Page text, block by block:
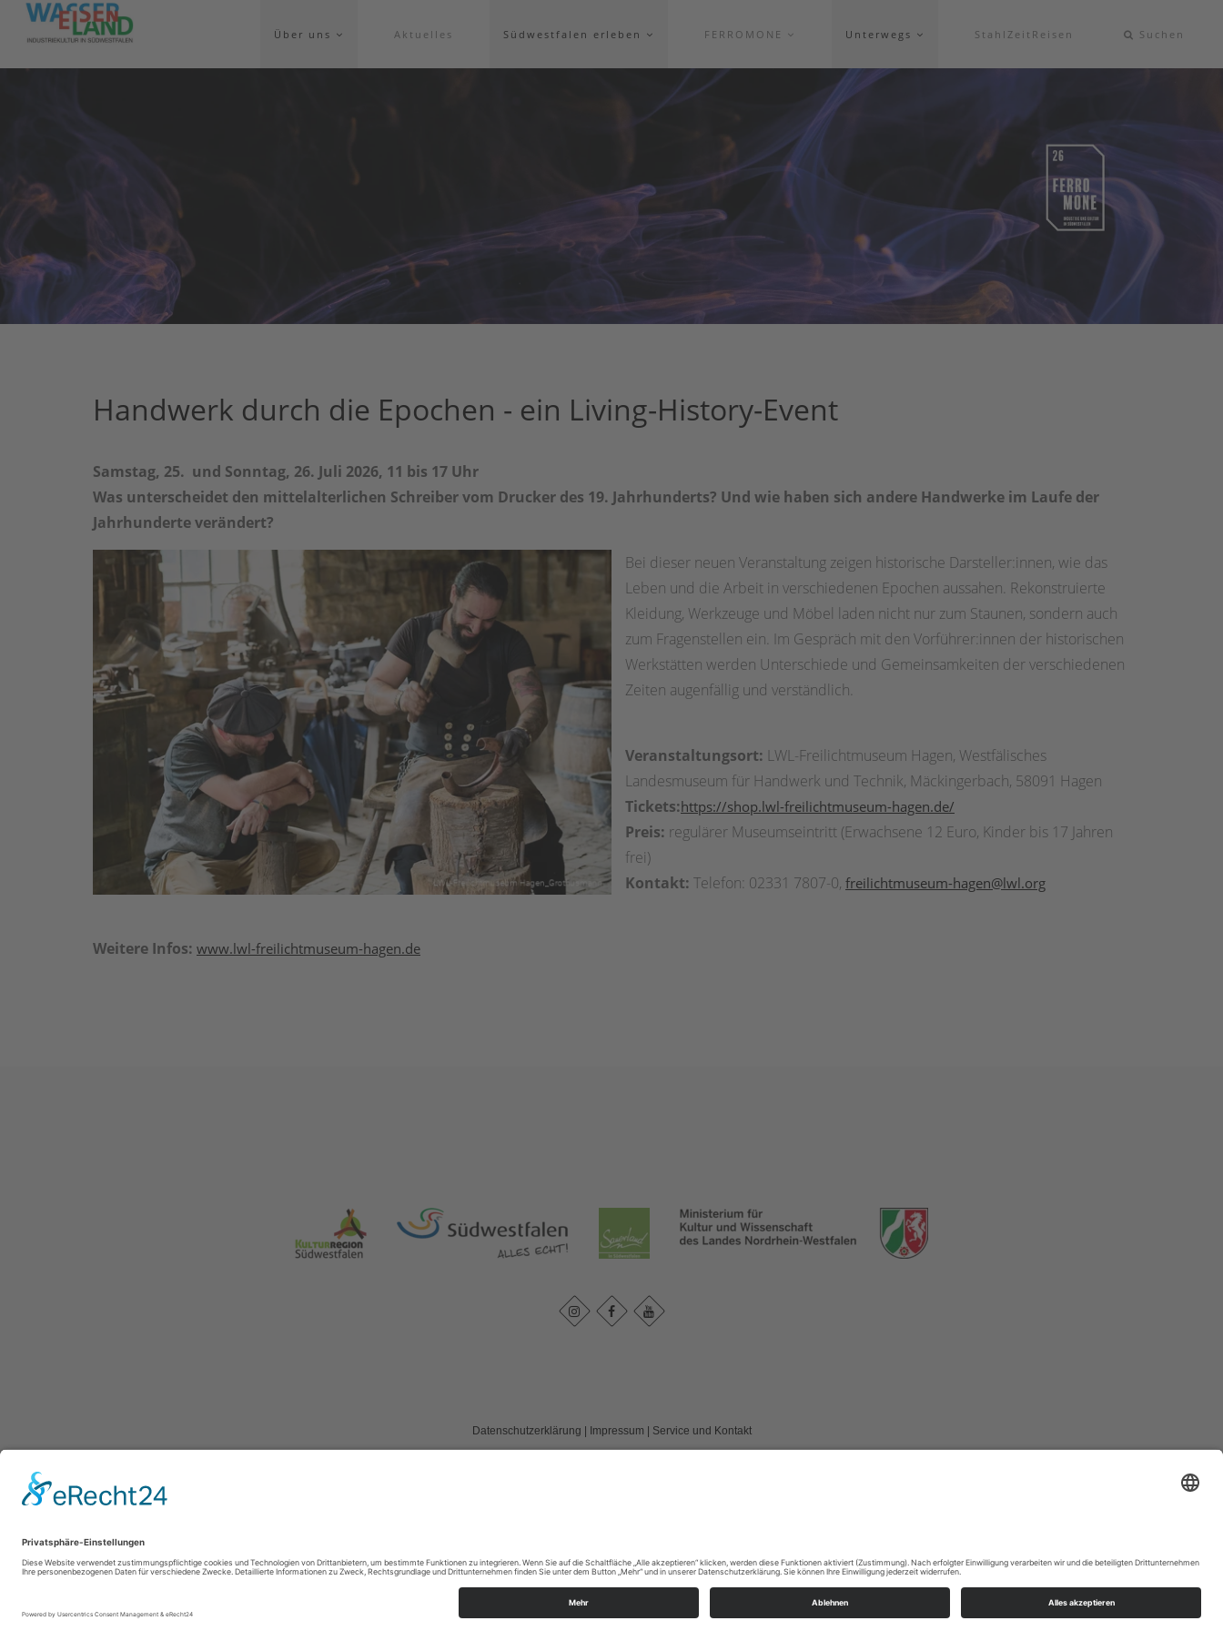
Über uns Aktuelles Südwestfalen erleben FERROMONE Unterwegs StahlZeitReisen Suchen
Handwerk durch die Epochen - ein Living-History-Event
Samstag, 25. und Sonntag, 26. Juli 2026, 11 bis 17 Uhr
Was unterscheidet den mittelalterlichen Schreiber vom Drucker des 19. Jahrhunderts? Und wie haben sich andere Handwerke im Laufe der
Jahrhunderte verändert?
Bei dieser neuen Veranstaltung zeigen historische Darsteller:innen, wie das
Leben und die Arbeit in verschiedenen Epochen aussahen. Rekonstruierte
Kleidung, Werkzeuge und Möbel laden nicht nur zum Staunen, sondern auch
zum Fragenstellen ein. Im Gespräch mit den Vorführer:innen der historischen
Werkstätten werden Unterschiede und Gemeinsamkeiten der verschiedenen
Zeiten augenfällig und verständlich.
Veranstaltungsort: LWL-Freilichtmuseum Hagen, Westfälisches
Landesmuseum für Handwerk und Technik, Mäckingerbach, 58091 Hagen
Tickets:https://shop.lwl-freilichtmuseum-hagen.de/
Preis: regulärer Museumseintritt (Erwachsene 12 Euro, Kinder bis 17 Jahren
frei)
Kontakt: Telefon: 02331 7807-0, freilichtmuseum-hagen@lwl.org
Weitere Infos: www.lwl-freilichtmuseum-hagen.de
Datenschutzerklärung Impressum Service und Kontakt
Cookie-Einstellungen